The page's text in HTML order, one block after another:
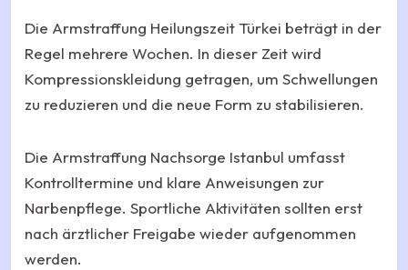
Die Armstraffung Heilungszeit Türkei beträgt in der
Regel mehrere Wochen. In dieser Zeit wird
Kompressionskleidung getragen, um Schwellungen
zu reduzieren und die neue Form zu stabilisieren.
Die Armstraffung Nachsorge Istanbul umfasst
Kontrolltermine und klare Anweisungen zur
Narbenpflege. Sportliche Aktivitäten sollten erst
nach ärztlicher Freigabe wieder aufgenommen
werden.